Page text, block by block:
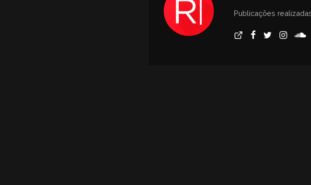
Publicações